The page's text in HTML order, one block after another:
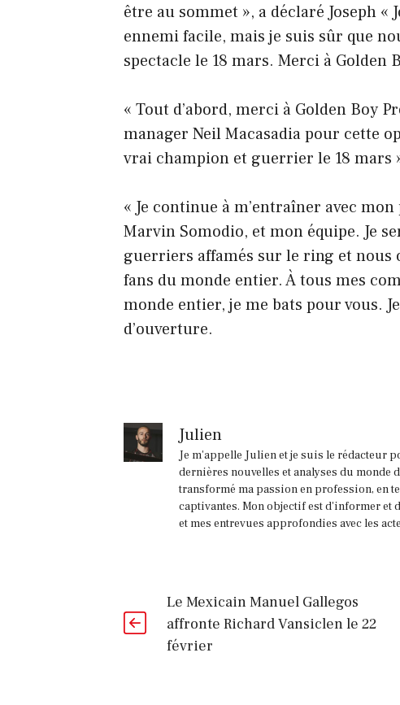
être au sommet », a déclaré Joseph «
ennemi facile, mais je suis sûr que
spectacle le 18 mars. Merci à
« Tout d’abord, merci à Golden Boy
manager Neil Macasadia pour cette
vrai champion et guerrier le 18 mars
« Je continue à m’entraîner avec
Marvin Somodio, et mon équipe. Je
guerriers affamés sur le ring et nous
fans du monde entier. À tous mes
monde entier, je me bats pour vous.
d’ouverture.
Julien
Je m'appelle Julien et je suis le rédacteur
dernières nouvelles et analyses du monde
transformé ma passion en profession, en
captivantes. Mon objectif est d'informer et
et mes entrevues approfondies avec les
Le Mexicain Manuel Gallegos
affronte Richard Vansiclen le 22
février